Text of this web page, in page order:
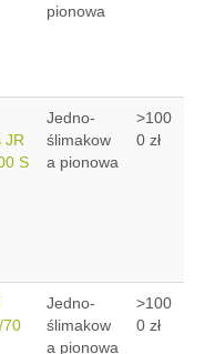
pionowa
JR
S
Jedno-
ślimakow
a pionowa
>100
0 zł
70
Jedno-
ślimakow
a pionowa
>100
0 zł